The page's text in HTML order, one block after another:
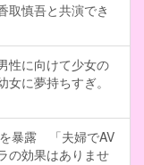
取慎吾と共演でき
性に向けて少女の
に夢持ちすぎ。
を暴露 「夫婦でAV
の効果はありませ